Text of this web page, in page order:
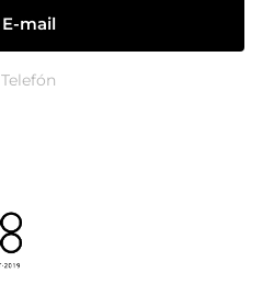
E-mail
Telefón